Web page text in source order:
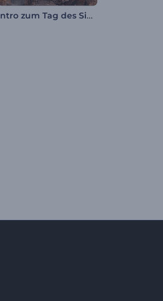
Intro zum Tag des Sieges am 9. Mai